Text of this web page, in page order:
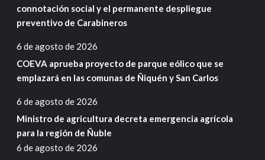
connotación social y el permanente despliegue
preventivo de Carabineros
6 de agosto de 2026
COEVA aprueba proyecto de parque eólico que se
emplazará en las comunas de Ñiquén y San Carlos
6 de agosto de 2026
Ministro de agricultura decreta emergencia agrícola
para la región de Ñuble
6 de agosto de 2026